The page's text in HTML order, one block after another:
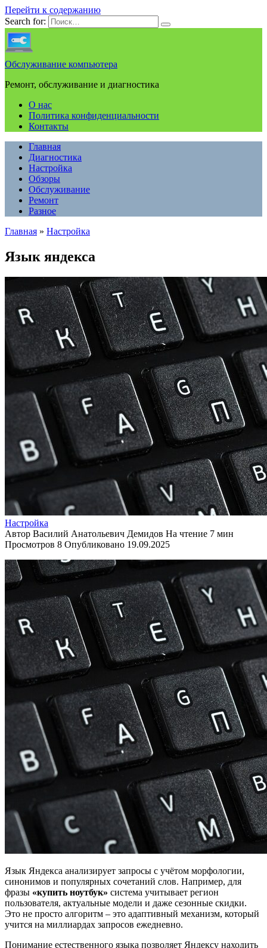
Перейти к содержанию
Search for:
Обслуживание компьютера
Ремонт, обслуживание и диагностика
О нас
Политика конфиденциальности
Контакты
Главная
Диагностика
Настройка
Обзоры
Обслуживание
Ремонт
Разное
Главная » Настройка
Язык яндекса
Настройка
Автор Василий Анатольевич Демидов На чтение 7 мин
Просмотров 8 Опубликовано 19.09.2025
Язык Яндекса анализирует запросы с учётом морфологии,
синонимов и популярных сочетаний слов. Например, для
фразы «купить ноутбук» система учитывает регион
пользователя, актуальные модели и даже сезонные скидки.
Это не просто алгоритм – это адаптивный механизм, который
учится на миллиардах запросов ежедневно.
Понимание естественного языка позволяет Яндексу находить